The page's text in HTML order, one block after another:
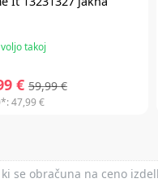
takoj
€ 59,99 €
47,99 €
se obračuna na ceno